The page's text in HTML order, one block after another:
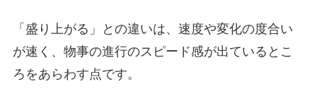
「盛り上がる」との違いは、速度や変化の度合い
が速く、物事の進行のスピード感が出ているとこ
ろをあらわす点です。